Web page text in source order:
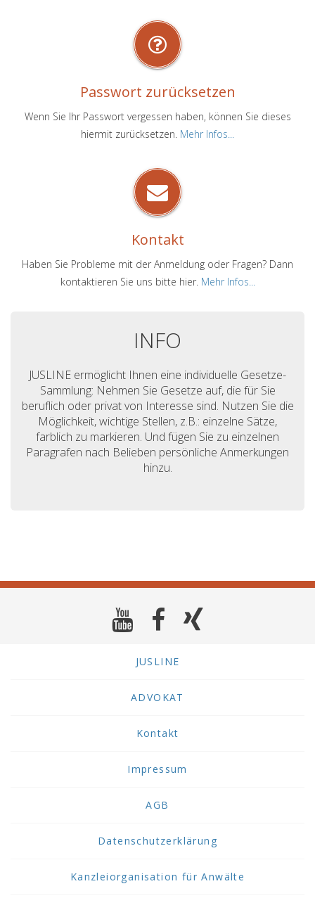
Passwort zurücksetzen
Wenn Sie Ihr Passwort vergessen haben, können Sie dieses
hiermit zurücksetzen. Mehr Infos...
Kontakt
Haben Sie Probleme mit der Anmeldung oder Fragen? Dann
kontaktieren Sie uns bitte hier. Mehr Infos...
INFO
JUSLINE ermöglicht Ihnen eine individuelle Gesetze-
Sammlung: Nehmen Sie Gesetze auf, die für Sie
beruflich oder privat von Interesse sind. Nutzen Sie die
Möglichkeit, wichtige Stellen, z.B.: einzelne Sätze,
farblich zu markieren. Und fügen Sie zu einzelnen
Paragrafen nach Belieben persönliche Anmerkungen
hinzu.
JUSLINE
ADVOKAT
Kontakt
Impressum
AGB
Datenschutzerklärung
Kanzleiorganisation für Anwälte